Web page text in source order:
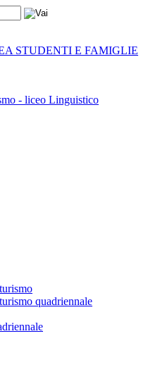
STUDENTI E FAMIGLIE
- liceo Linguistico
quadriennale